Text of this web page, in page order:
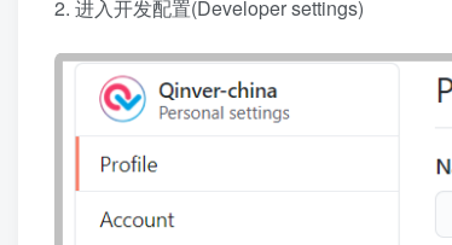
2. 进入开发配置(Developer settings)